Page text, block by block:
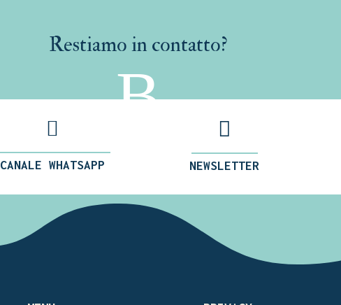
Restiamo in contatto?
B

CANALE WHATSAPP

NEWSLETTER